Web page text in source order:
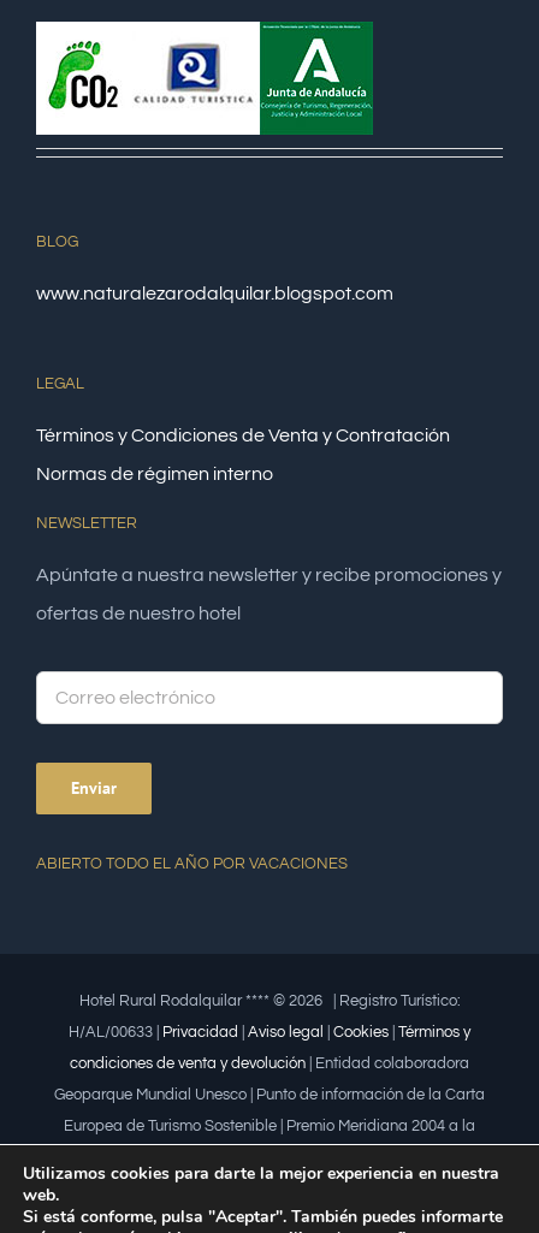
BLOG
www.naturalezarodalquilar.blogspot.com
LEGAL
Términos y Condiciones de Venta y Contratación
Normas de régimen interno
NEWSLETTER
Apúntate a nuestra newsletter y recibe promociones y
ofertas de nuestro hotel
ABIERTO TODO EL AÑO POR VACACIONES
Hotel Rural Rodalquilar **** © 2026 | Registro Turístico:
H/AL/00633 |
Privacidad Aviso legal Cookies Términos y
condiciones de venta y devolución | Entidad colaboradora
Geoparque Mundial Unesco | Punto de información de la Carta
Europea de Turismo Sostenible | Premio Meridiana 2004 a la
Utilizamos cookies para darte la mejor experiencia en nuestra
web.
Si está conforme, pulsa "Aceptar". También puedes informarte